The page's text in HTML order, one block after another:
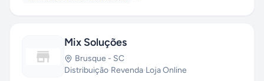
Mix Soluções
Brusque - SC
Distribuição·Revenda·Loja Online